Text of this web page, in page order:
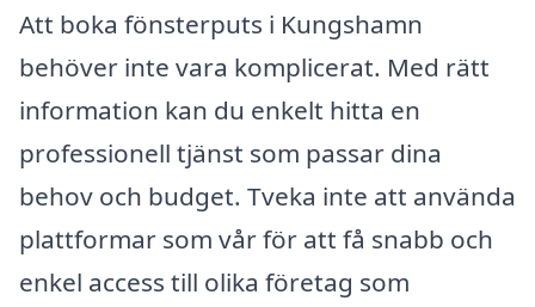
Att boka fönsterputs i Kungshamn
behöver inte vara komplicerat. Med rätt
information kan du enkelt hitta en
professionell tjänst som passar dina
behov och budget. Tveka inte att använda
plattformar som vår för att få snabb och
enkel access till olika företag som